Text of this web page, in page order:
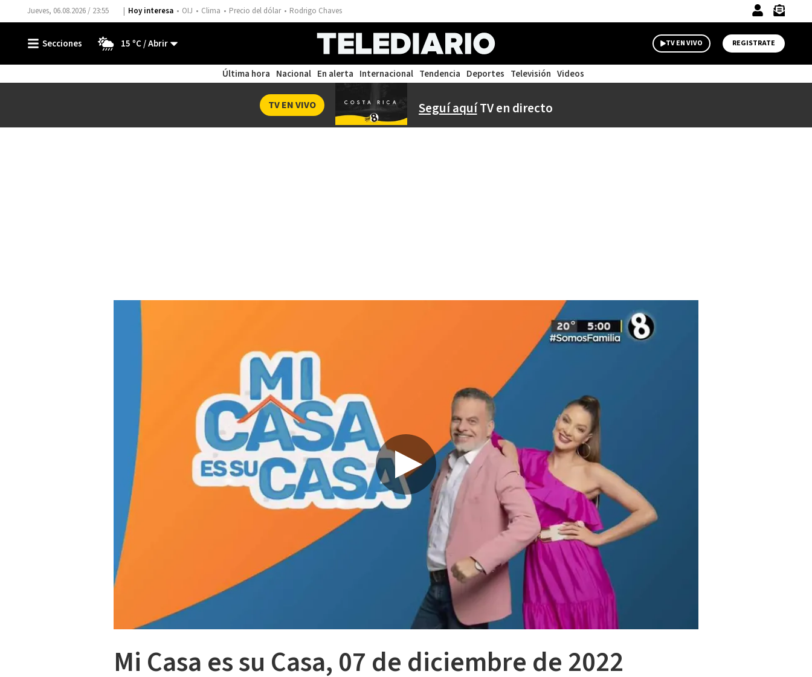
Jueves, 06.08.2026 / 23:55 Hoy interesa OIJ Clima Precio del dólar Rodrigo Chaves
15 ºC TV EN VIVO REGISTRATE
Última hora Nacional En alerta Internacional Tendencia Deportes Televisión Videos
Seguí aquíTV en directo
TV EN VIVO
Mi Casa es su Casa, 07 de diciembre de 2022